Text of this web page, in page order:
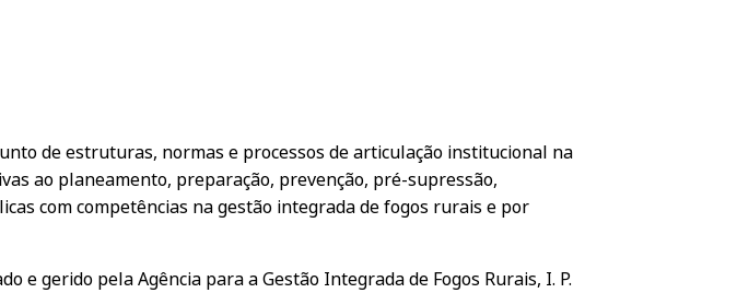
de estruturas, normas e processos de articulação institucional na
ao planeamento, preparação, prevenção, pré-supressão,
com competências na gestão integrada de fogos rurais e por
e gerido pela Agência para a Gestão Integrada de Fogos Rurais, I. P.